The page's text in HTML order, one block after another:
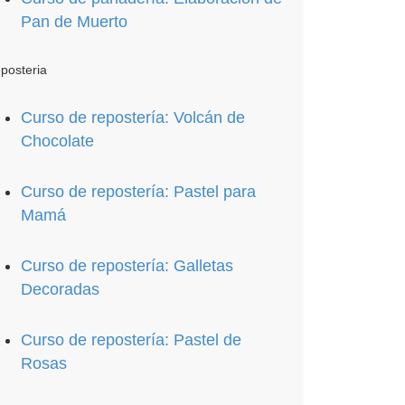
Pan de Muerto
Curso de repostería: Volcán de
Chocolate
Curso de repostería: Pastel para
Mamá
Curso de repostería: Galletas
Decoradas
Curso de repostería: Pastel de
Rosas